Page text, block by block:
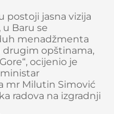
postoji jasna vizija
u Baru se
menadžmenta
drugim opštinama,
ocijenio je
mr Milutin Simović
radova na izgradnji